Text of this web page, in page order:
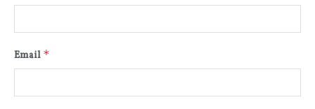
Email *